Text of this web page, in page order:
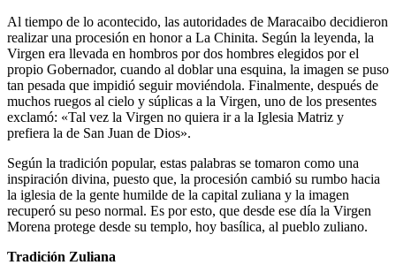
Al tiempo de lo acontecido, las autoridades de Maracaibo decidieron
realizar una procesión en honor a La Chinita. Según la leyenda, la
Virgen era llevada en hombros por dos hombres elegidos por el
propio Gobernador, cuando al doblar una esquina, la imagen se puso
tan pesada que impidió seguir moviéndola. Finalmente, después de
muchos ruegos al cielo y súplicas a la Virgen, uno de los presentes
exclamó: «Tal vez la Virgen no quiera ir a la Iglesia Matriz y
prefiera la de San Juan de Dios».
Según la tradición popular, estas palabras se tomaron como una
inspiración divina, puesto que, la procesión cambió su rumbo hacia
la iglesia de la gente humilde de la capital zuliana y la imagen
recuperó su peso normal. Es por esto, que desde ese día la Virgen
Morena protege desde su templo, hoy basílica, al pueblo zuliano.
Tradición Zuliana